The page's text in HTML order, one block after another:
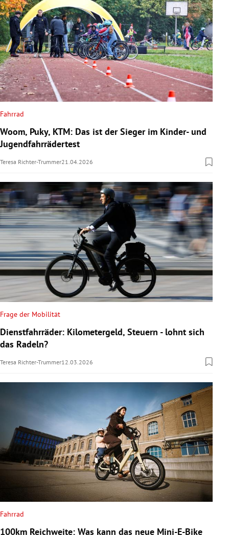
Untermenü
Fahrrad
Woom, Puky, KTM: Das ist der Sieger im Kinder- und
Jugendfahrrädertest
Teresa Richter-Trummer21.04.2026
Frage der Mobilität
Dienstfahrräder: Kilometergeld, Steuern - lohnt sich
das Radeln?
Teresa Richter-Trummer12.03.2026
Fahrrad
100km Reichweite: Was kann das neue Mini-E-Bike